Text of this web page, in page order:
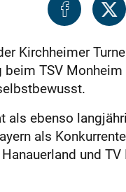
Kirchheimer
TSV
als ebenso
als
und